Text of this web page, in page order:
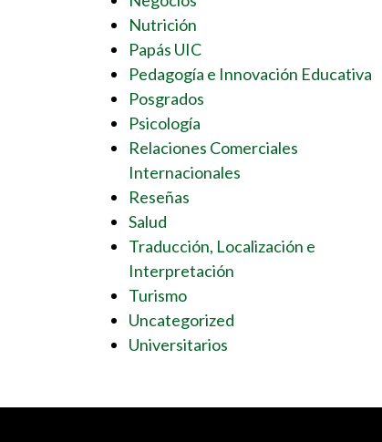
Nutrición
Papás UIC
Pedagogía e Innovación Educativa
Posgrados
Psicología
Relaciones Comerciales
Internacionales
Reseñas
Salud
Traducción, Localización e
Interpretación
Turismo
Uncategorized
Universitarios